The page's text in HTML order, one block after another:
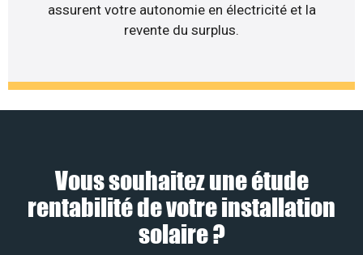
assurent votre autonomie en électricité et la
revente du surplus.
Vous souhaitez une étude
rentabilité de votre installation
solaire ?